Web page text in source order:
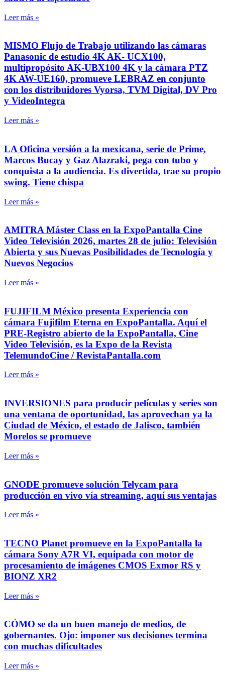
Leer más »
MISMO Flujo de Trabajo utilizando las cámaras
Panasonic de estudio 4K AK- UCX100,
multipropósito AK-UBX100 4K y la cámara PTZ
4K AW-UE160, promueve LEBRAZ en conjunto
con los distribuidores Vyorsa, TVM Digital, DV Pro
y VideoIntegra
Leer más »
LA Oficina versión a la mexicana, serie de Prime,
Marcos Bucay y Gaz Alazraki, pega con tubo y
conquista a la audiencia. Es divertida, trae su propio
swing. Tiene chispa
Leer más »
AMITRA Máster Class en la ExpoPantalla Cine
Video Televisión 2026, martes 28 de julio: Televisión
Abierta y sus Nuevas Posibilidades de Tecnología y
Nuevos Negocios
Leer más »
FUJIFILM México presenta Experiencia con
cámara Fujifilm Eterna en ExpoPantalla. Aquí el
PRE-Registro abierto de la ExpoPantalla, Cine
Video Televisión, es la Expo de la Revista
TelemundoCine / RevistaPantalla.com
Leer más »
INVERSIONES para producir películas y series son
una ventana de oportunidad, las aprovechan ya la
Ciudad de México, el estado de Jalisco, también
Morelos se promueve
Leer más »
GNODE promueve solución Telycam para
producción en vivo vía streaming, aquí sus ventajas
Leer más »
TECNO Planet promueve en la ExpoPantalla la
cámara Sony A7R VI, equipada con motor de
procesamiento de imágenes CMOS Exmor RS y
BIONZ XR2
Leer más »
CÓMO se da un buen manejo de medios, de
gobernantes. Ojo: imponer sus decisiones termina
con muchas dificultades
Leer más »